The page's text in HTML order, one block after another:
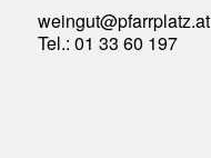
weingut@pfarrplatz.at
Tel.: 01 33 60 197